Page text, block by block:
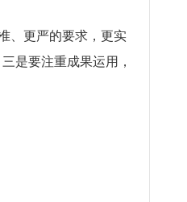
、更严的要求，更实
是要注重成果运用，